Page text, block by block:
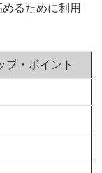
るために利用
プ・ポイント